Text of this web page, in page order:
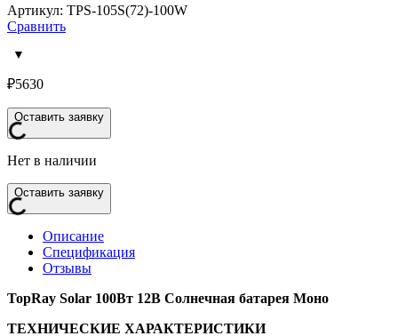
Артикул: TPS-105S(72)-100W
Сравнить
₽5630
Оставить заявку
Нет в наличии
Оставить заявку
Описание
Спецификация
Отзывы
TopRay Solar 100Вт 12В Солнечная батарея Моно
ТЕХНИЧЕСКИЕ ХАРАКТЕРИСТИКИ